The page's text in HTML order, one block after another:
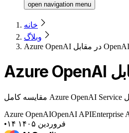
open navigation menu
خانه
وبلاگ
Azure OpenAIOpenAI APIEnterprise
•
۱۴ فروردین ۱۴۰۵